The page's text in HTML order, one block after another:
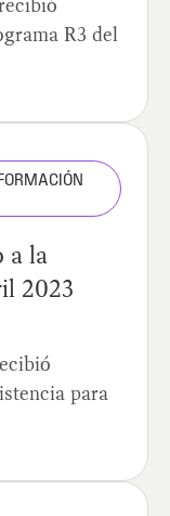
R3 del
a la
2023
para